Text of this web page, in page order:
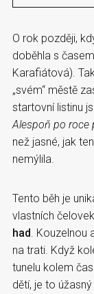
O rok později,
doběhla s
Karafiátová).
„svém“ městě
startovní listinu
Alespoň po roce
než jasné, jak
nemýlila.
Tento běh je
vlastních
had .
na trati. Když
tunelu kolem
dětí, je to